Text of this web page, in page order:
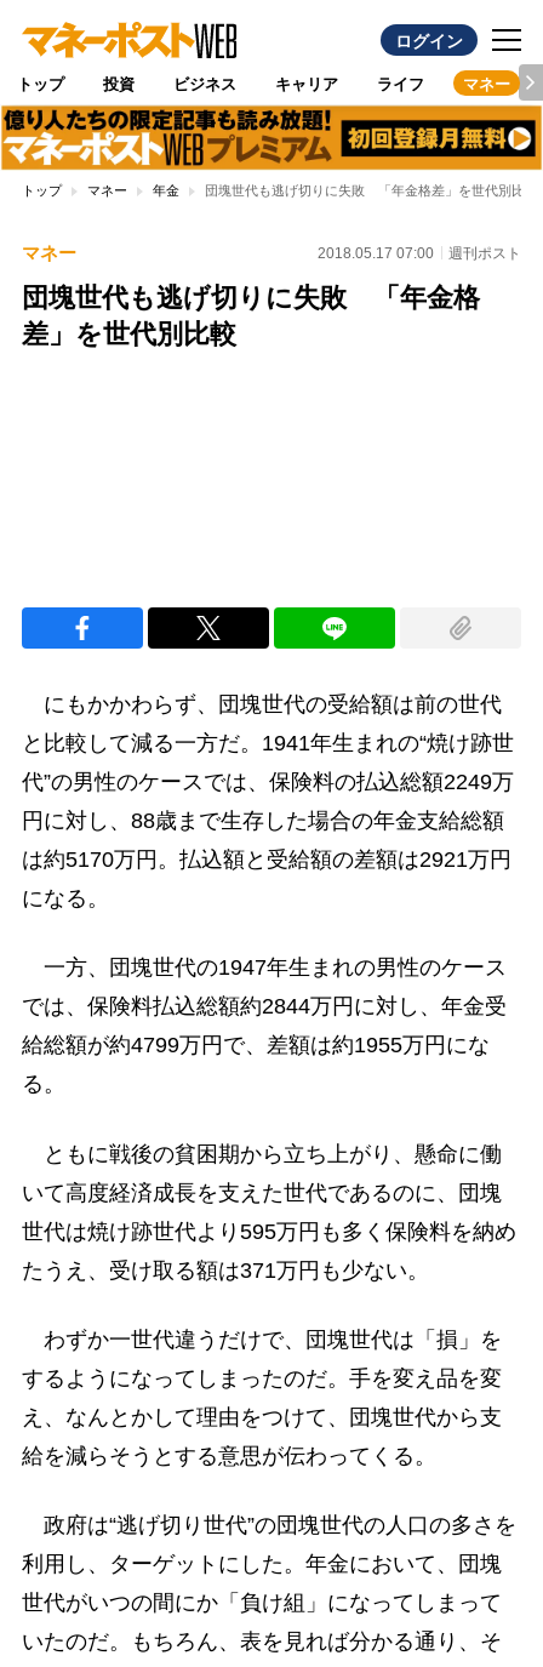
ログイン
トップ 投資 ビジネス キャリア ライフ マネー
トップ マネー 年金 団塊世代も逃げ切りに失敗 「年金格差」を世代別比較
マネー 2018.05.17 07:00 週刊ポスト
団塊世代も逃げ切りに失敗 「年金格
差」を世代別比較
にもかかわらず、団塊世代の受給額は前の世代
と比較して減る一方だ。1941年生まれの“焼け跡世
代”の男性のケースでは、保険料の払込総額2249万
円に対し、88歳まで生存した場合の年金支給総額
は約5170万円。払込額と受給額の差額は2921万円
になる。
一方、団塊世代の1947年生まれの男性のケース
では、保険料払込総額約2844万円に対し、年金受
給総額が約4799万円で、差額は約1955万円にな
る。
ともに戦後の貧困期から立ち上がり、懸命に働
いて高度経済成長を支えた世代であるのに、団塊
世代は焼け跡世代より595万円も多く保険料を納め
たうえ、受け取る額は371万円も少ない。
わずか一世代違うだけで、団塊世代は「損」を
するようになってしまったのだ。手を変え品を変
え、なんとかして理由をつけて、団塊世代から支
給を減らそうとする意思が伝わってくる。
政府は“逃げ切り世代”の団塊世代の人口の多さを
利用し、ターゲットにした。年金において、団塊
世代がいつの間にか「負け組」になってしまって
いたのだ。もちろん、表を見れば分かる通り、そ